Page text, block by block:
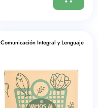
Comunicación Integral y Lenguaje